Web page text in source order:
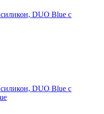
DUO Blue с
DUO Blue с